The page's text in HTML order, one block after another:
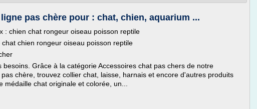
pas chère pour : chat, chien, aquarium ...
: chien chat rongeur oiseau poisson reptile
chien rongeur oiseau poisson reptile
besoins. Grâce à la catégorie Accessoires chat pas chers de notre
chère, trouvez collier chat, laisse, harnais et encore d'autres produits
médaille chat originale et colorée, un...